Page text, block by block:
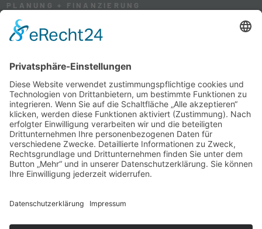
PLANUNG + FINANZIERUNG
HAUS + GARTEN
WOHNEN + LEBEN
SERVICE
HEIMISCH BESTELLEN
MEDIADATEN
NEWSLETTER
KONTAKT